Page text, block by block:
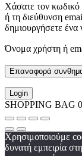
Χάσατε τον
ή τη διεύθυνση
δημιουργήσετε
Όνομα χρήστη ή
Επαναφορά
Login
SHOPPING BAG 0
Χρησιμοποιούμε
δυνατή εμπειρία